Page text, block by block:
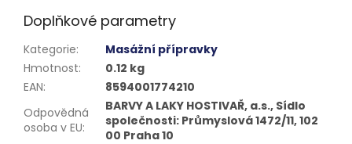
Doplňkové parametry
Kategorie:
Masážní přípravky
Hmotnost:
0.12 kg
EAN:
8594001774210
Odpovědná
osoba v EU:
BARVY A LAKY HOSTIVAŘ, a.s., Sídlo
společnosti: Průmyslová 1472/11, 102
00 Praha 10